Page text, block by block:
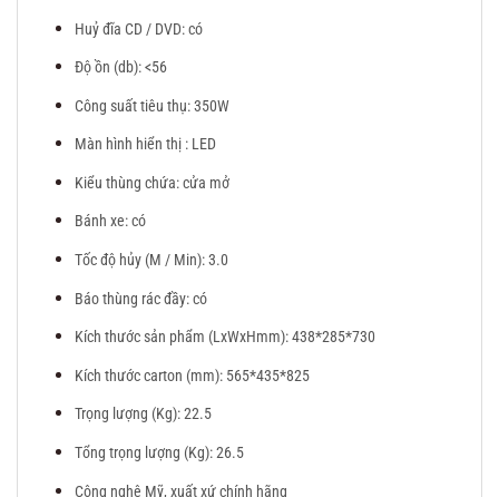
Huỷ đĩa CD / DVD: có
Độ ồn (db): <56
Công suất tiêu thụ: 350W
Màn hình hiển thị : LED
Kiểu thùng chứa: cửa mở
Bánh xe: có
Tốc độ hủy (M / Min): 3.0
Báo thùng rác đầy: có
Kích thước sản phẩm (LxWxHmm): 438*285*730
Kích thước carton (mm): 565*435*825
Trọng lượng (Kg): 22.5
Tổng trọng lượng (Kg): 26.5
Công nghệ Mỹ, xuất xứ chính hãng